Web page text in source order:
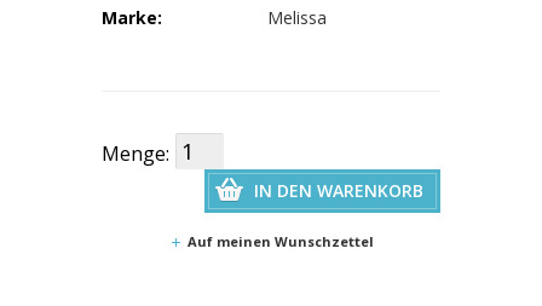
Marke:
Melissa
Menge:
IN DEN WARENKORB
Auf meinen Wunschzettel